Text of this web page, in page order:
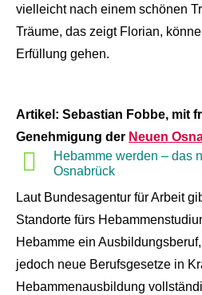
vielleicht nach einem schönen
Träume, das zeigt Florian,
Erfüllung gehen.
Artikel: Sebastian Fobbe, mit
Genehmigung der Neuen
Hebamme werden – das
Osnabrück
Laut Bundesagentur für Arbeit
Standorte fürs
Hebamme ein
jedoch neue Berufsgesetze in
Hebammenausbildung